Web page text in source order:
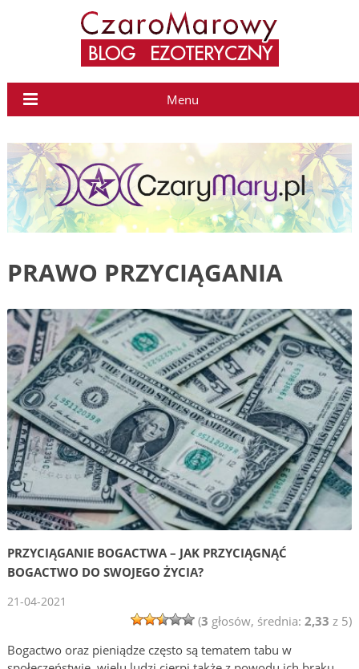
Menu
PRAWO PRZYCIĄGANIA
PRZYCIĄGANIE BOGACTWA – JAK PRZYCIĄGNĄĆ
BOGACTWO DO SWOJEGO ŻYCIA?
21-04-2021
(3 głosów, średnia: 2,33 z 5)
Bogactwo oraz pieniądze często są tematem tabu w